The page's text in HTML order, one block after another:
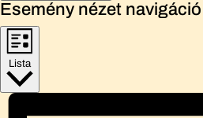
Esemény nézet navigáció
Lista